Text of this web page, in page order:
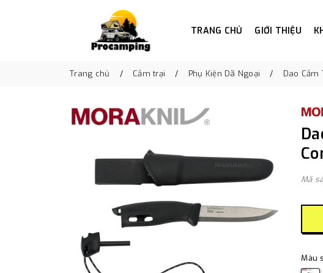
TRANG CHỦ GIỚI THIỆU
Trang chủ Cắm trại Phụ Kiện Dã Ngoại Dao Cắm
Mã
Màu